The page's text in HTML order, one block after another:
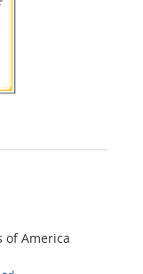
of America